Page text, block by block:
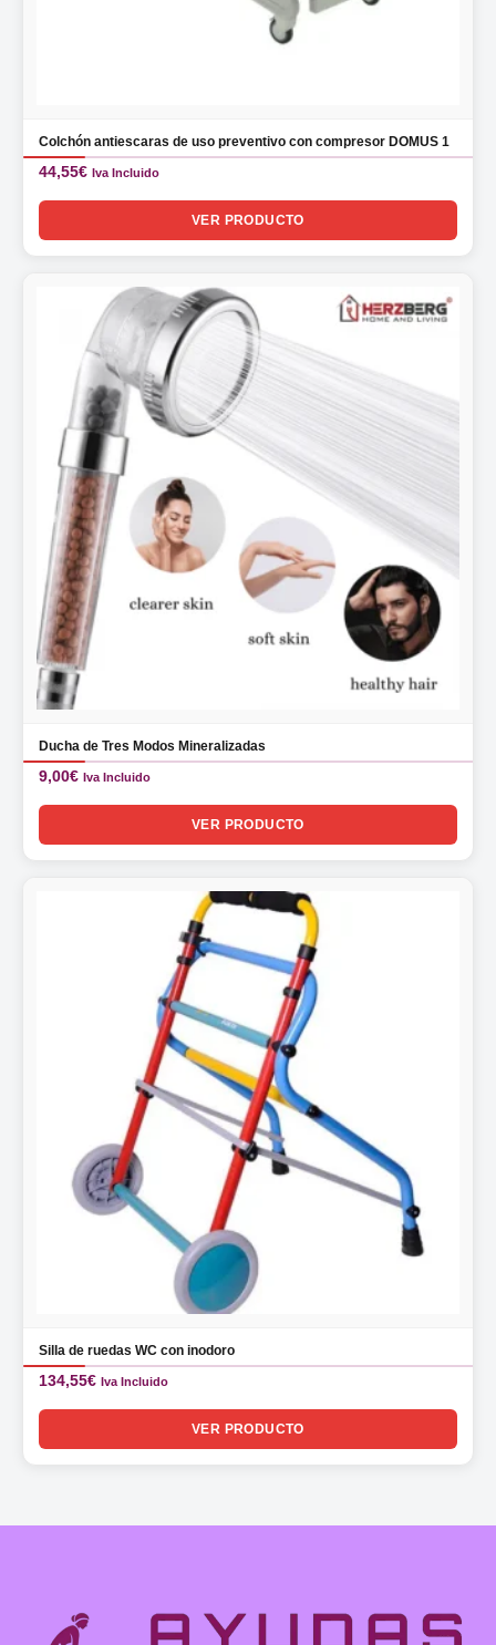
Colchón antiescaras de uso preventivo con compresor DOMUS 1
44,55€ Iva Incluido
VER PRODUCTO
Ducha de Tres Modos Mineralizadas
9,00€ Iva Incluido
VER PRODUCTO
Silla de ruedas WC con inodoro
134,55€ Iva Incluido
VER PRODUCTO